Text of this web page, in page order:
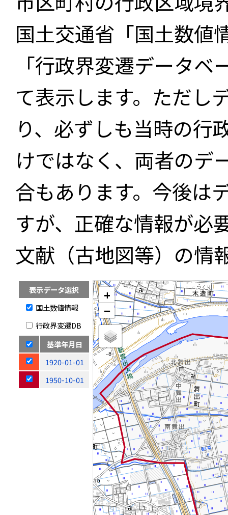
国土交通省「国土数値
「行政界変遷データ
て表示します。ただし
り、必ずしも当時の行
けではなく、両者のデ
合もあります。今後は
すが、正確な情報が必
文献（古地図等）の情
表示データ選択
国土数値情報
行政界変遷DB
基準年月日
1920-01-01
1950-10-01
+
−